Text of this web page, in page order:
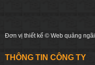
Đơn vị thiết kế © Web quảng ngãi
THÔNG TIN CÔNG TY